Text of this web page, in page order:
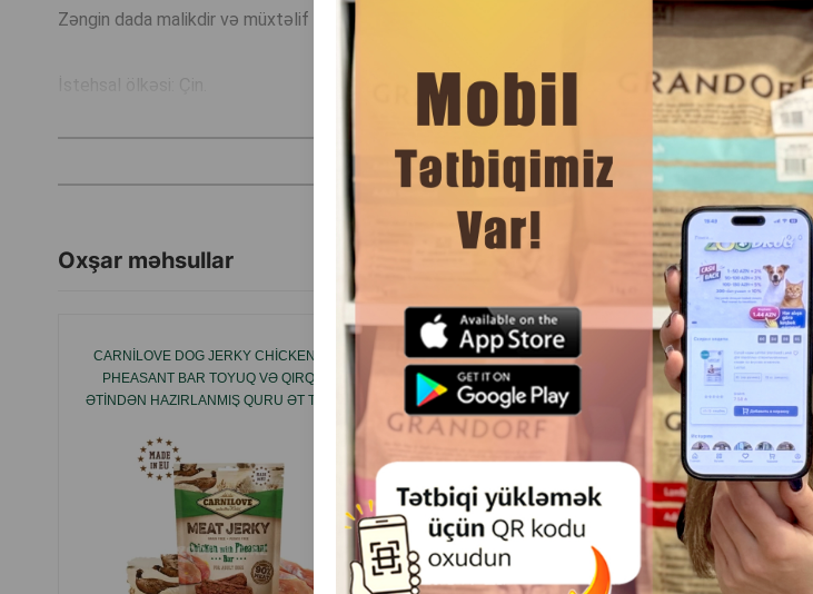
Zəngin dada malikdir və müxtəlif cins itlər üçün uyğundur.
DAHA ÇOX OXU
Oxşar məhsullar
CARNILOVE DOG JERKY CHICKEN WITH
PHEASANT BAR TOYUQ VƏ QIRQULU
ƏTINDƏN HAZIRLANMIŞ QURU ƏT TƏAMI –
HAZIRLANMIŞ ZÜLALLI ÇUBUQ 100 Q
#2016.
LƏZZƏT TRIXIE PREMIO STRIPES - QAZ ƏTI
ILƏ ITLƏR ÜÇÜN IŞTAHAAÇAN ƏTLI
ZOLAQLAR 65 QR #31809.